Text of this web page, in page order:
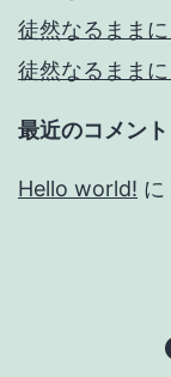
徒然なるまま
徒然なるまま
最近のコメント
Hello world! に